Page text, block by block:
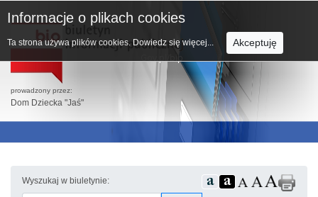
prowadzony przez:
Dom Dziecka "Jaś"
Wyszukaj w biuletynie:
Informacje o plikach cookies
Ta strona używa plików cookies. Dowiedz się więcej... Akceptuję